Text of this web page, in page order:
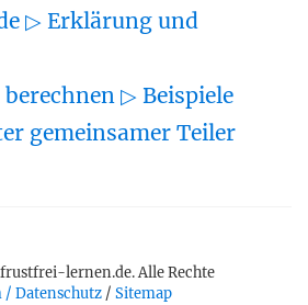
▷ Erklärung und
▷ Beispiele
gemeinsamer Teiler
lernen.de. Alle Rechte
/ Datenschutz / Sitemap